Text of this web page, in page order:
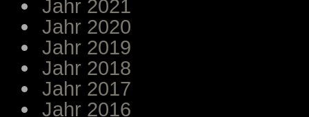
Jahr 2021
Jahr 2020
Jahr 2019
Jahr 2018
Jahr 2017
Jahr 2016